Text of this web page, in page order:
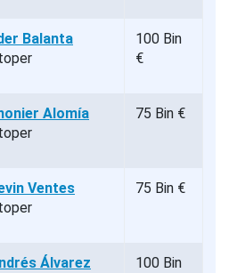
Balanta
100 Bin
€
Alomía
75 Bin €
Ventes
75 Bin €
Álvarez
100 Bin